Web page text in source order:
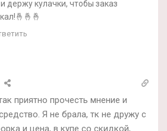
держу кулачки, чтобы заказ
приятно прочесть мнение и
Я не брала, тк не дружу с
и цена, в купе со скидкой,